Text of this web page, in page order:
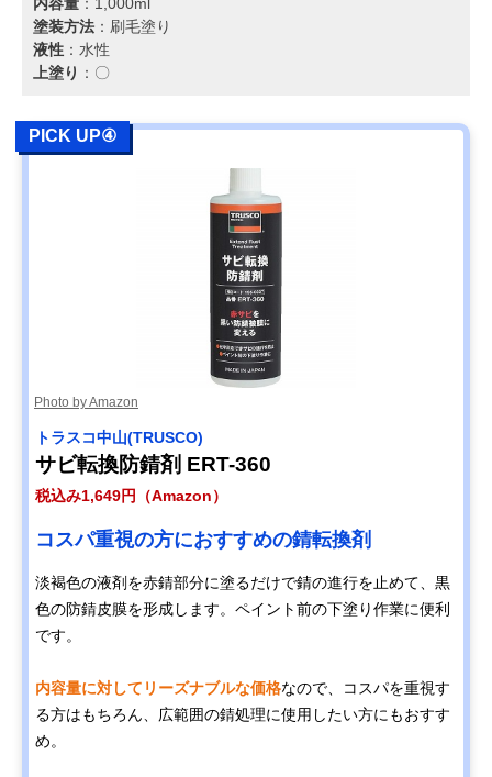
塗装方法 ：刷毛塗り
液性 ：水性
上塗り ：〇
PICK UP④
Photo by Amazon
トラスコ中山(TRUSCO)
サビ転換防錆剤 ERT-360
税込み1,649円（Amazon）
コスパ重視の方におすすめの錆転換剤
淡褐色の液剤を赤錆部分に塗るだけで錆の進行を止めて、黒
色の防錆皮膜を形成します。ペイント前の下塗り作業に便利
です。
内容量に対してリーズナブルな価格なので、コスパを重視す
る方はもちろん、広範囲の錆処理に使用したい方にもおすす
め。